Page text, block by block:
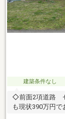
建築条件なし
◇前面2項道路
も現状390万円で